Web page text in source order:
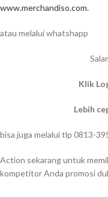
www.merchandiso.com.
atau melalui whatshapp
Klik
Lebih
bisa juga melalui tlp 0813-
Action sekarang untuk
kompetitor Anda promosi